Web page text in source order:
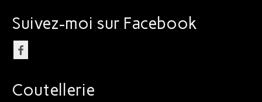
Suivez-moi sur Facebook
Coutellerie